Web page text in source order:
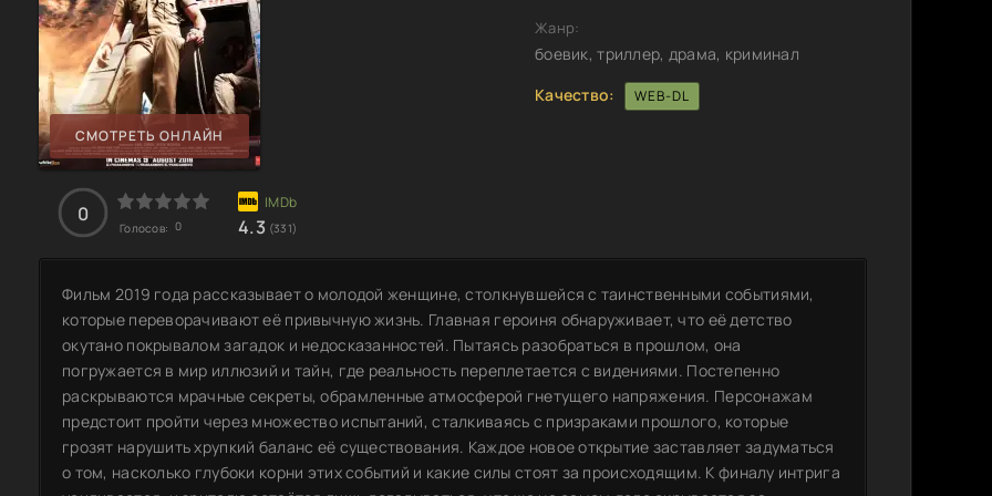
СМОТРЕТЬ ОНЛАЙН
Жанр:
боевик, триллер, драма, криминал
Качество:
WEB-DL
0
Голосов: 0 4.3 (331)
Фильм 2019 года рассказывает о молодой женщине, столкнувшейся с таинственными событиями,
которые переворачивают её привычную жизнь. Главная героиня обнаруживает, что её детство
окутано покрывалом загадок и недосказанностей. Пытаясь разобраться в прошлом, она
погружается в мир иллюзий и тайн, где реальность переплетается с видениями. Постепенно
раскрываются мрачные секреты, обрамленные атмосферой гнетущего напряжения. Персонажам
предстоит пройти через множество испытаний, сталкиваясь с призраками прошлого, которые
грозят нарушить хрупкий баланс её существования. Каждое новое открытие заставляет задуматься
о том, насколько глубоки корни этих событий и какие силы стоят за происходящим. К финалу интрига